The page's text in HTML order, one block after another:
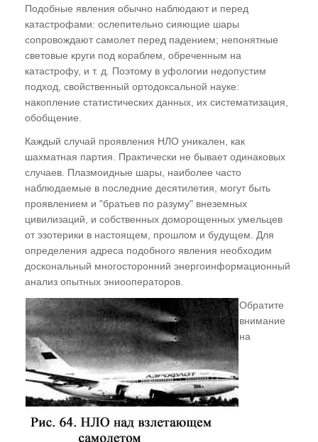
Подобные явления обычно наблюдают и перед
катастрофами: ослепительно сияющие шары
сопровождают самолет перед падением; непонятные
световые круги под кораблем, обреченным на
катастрофу, и т. д. Поэтому в уфологии недопустим
подход, свойственный ортодоксальной науке:
накопление статистических данных, их систематизация,
обобщение.
Каждый случай проявления НЛО уникален, как
шахматная партия. Практически не бывает одинаковых
случаев. Плазмоидные шары, наиболее часто
наблюдаемые в последние десятилетия, могут быть
проявлением и "братьев по разуму" внеземных
цивилизаций, и собственных доморощенных умельцев
от эзотерики в настоящем, прошлом и будущем. Для
определения адреса подобного явления необходим
доскональный многосторонний энергоинформационный
анализ опытных эниооператоров.
Обратите
внимание
на